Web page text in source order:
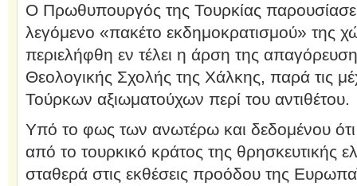
Ο Πρωθυπουργός της Τουρκίας παρουσίασε
λεγόμενο «πακέτο εκδημοκρατισμού» της
περιελήφθη εν τέλει η άρση της
Θεολογικής Σχολής της Χάλκης, παρά τις
Τούρκων αξιωματούχων περί του αντιθέτου.
Υπό το φως των ανωτέρω και δεδομένου
από το τουρκικό κράτος της θρησκευτικής
σταθερά στις εκθέσεις προόδου της